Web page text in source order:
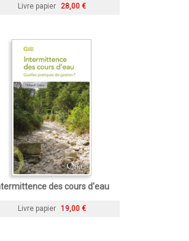
Livre papier 28,00 €
des cours d'eau
Livre papier 19,00 €